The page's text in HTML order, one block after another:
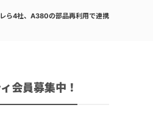
ら4社、A380の部品再利用で連携
会員募集中！